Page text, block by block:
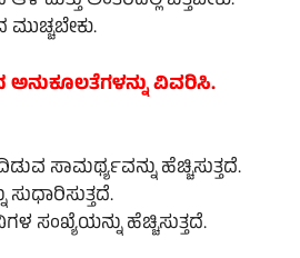
ಮುಚ್ಚಬೇಕು.
ವಿವರಿಸಿ.
ಸಾಮರ್ಥ್ಯವನ್ನು ಹೆಚ್ಚಿಸುತ್ತದೆ.
ಸಂಖ್ಯೆಯನ್ನು ಹೆಚ್ಚಿಸುತ್ತದೆ.